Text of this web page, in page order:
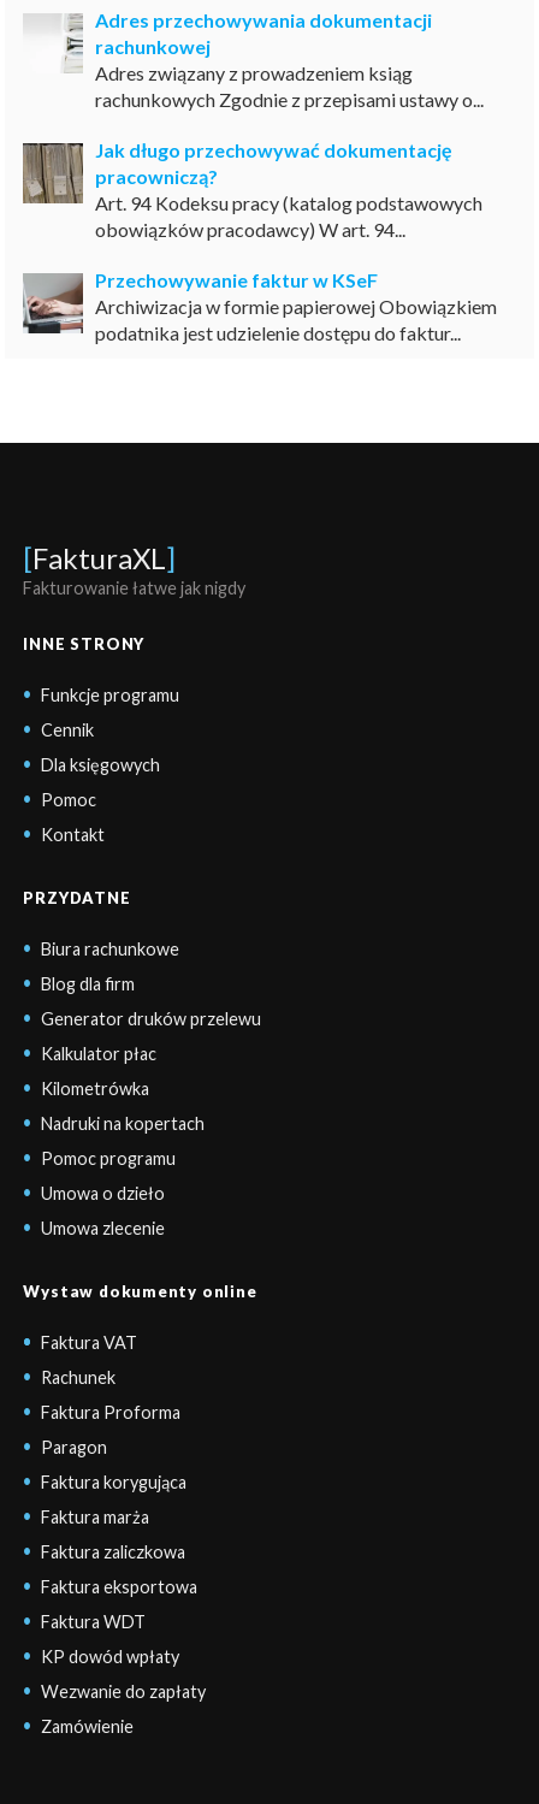
Adres przechowywania dokumentacji
rachunkowej
Adres związany z prowadzeniem ksiąg
rachunkowych Zgodnie z przepisami ustawy o...
Jak długo przechowywać dokumentację
pracowniczą?
Art. 94 Kodeksu pracy (katalog podstawowych
obowiązków pracodawcy) W art. 94...
Przechowywanie faktur w KSeF
Archiwizacja w formie papierowej Obowiązkiem
podatnika jest udzielenie dostępu do faktur...
[FakturaXL]
Fakturowanie łatwe jak nigdy
INNE STRONY
Funkcje programu
Cennik
Dla księgowych
Pomoc
Kontakt
PRZYDATNE
Biura rachunkowe
Blog dla firm
Generator druków przelewu
Kalkulator płac
Kilometrówka
Nadruki na kopertach
Pomoc programu
Umowa o dzieło
Umowa zlecenie
Wystaw dokumenty online
Faktura VAT
Rachunek
Faktura Proforma
Paragon
Faktura korygująca
Faktura marża
Faktura zaliczkowa
Faktura eksportowa
Faktura WDT
KP dowód wpłaty
Wezwanie do zapłaty
Zamówienie